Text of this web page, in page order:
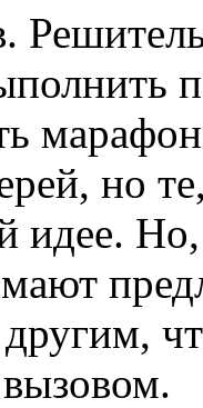
но
идее.
другим,